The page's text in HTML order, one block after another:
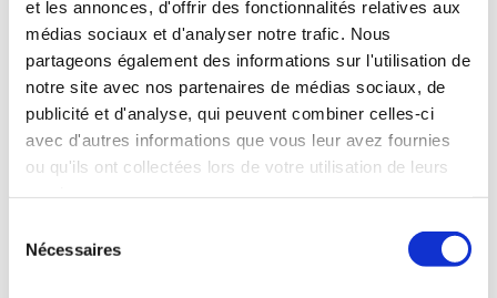
et les annonces, d'offrir des fonctionnalités relatives aux
médias sociaux et d'analyser notre trafic. Nous
partageons également des informations sur l'utilisation de
notre site avec nos partenaires de médias sociaux, de
publicité et d'analyse, qui peuvent combiner celles-ci
avec d'autres informations que vous leur avez fournies
ou qu'ils ont collectées lors de votre utilisation de leurs
Nécessaires